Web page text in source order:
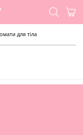
для тіла